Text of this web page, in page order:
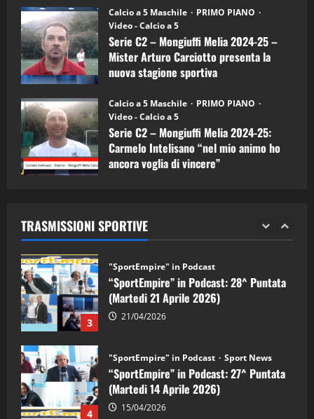
Calcio a 5 Maschile
PRIMO PIANO
Video - Calcio a 5
Serie C2 – Mongiuffi Melia 2024-25 –
Mister Arturo Carciotto presenta la
nuova stagione sportiva
Calcio a 5 Maschile
PRIMO PIANO
Video - Calcio a 5
Serie C2 – Mongiuffi Melia 2024-25:
Carmelo Intelisano “nel mio animo ho
ancora voglia di vincere”
TRASMISSIONI SPORTIVE
1
“SportEmpire” in Podcast: 30^ Puntata
(Martedi 05 Maggio 2026)
08/05/2026
2
“SportEmpire” in Podcast: 29^ Puntata
(Martedi 28 Aprile 2026)
28/04/2026
3 21/04/2026
4
"SportEmpire" in Podcast
“SportEmpire” in Podcast: 27^ Puntata
(Martedi 14 Aprile 2026)
15/04/2026
5
"SportEmpire" in Podcast
“SportEmpire” in Podcast: 26^ Puntata
(Martedi 07 Aprile 2026)
08/04/2026